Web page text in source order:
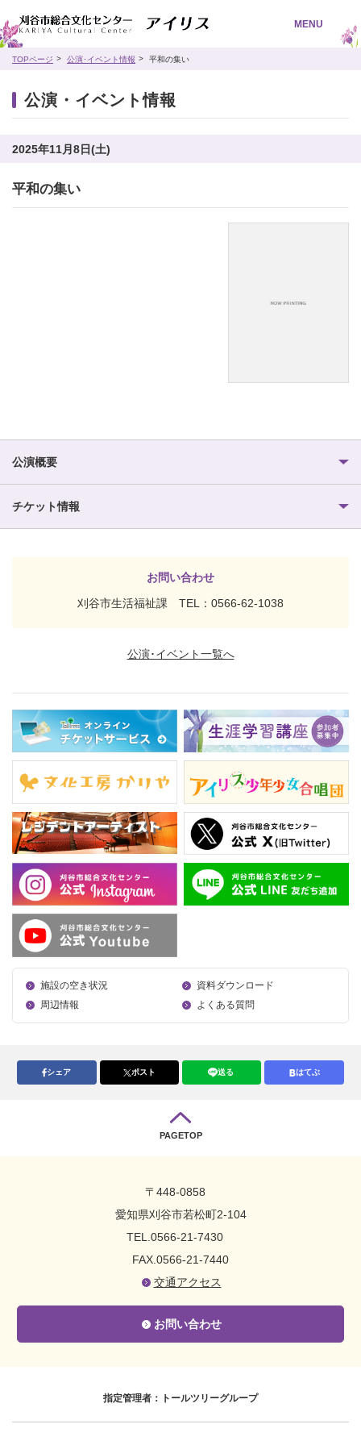
MENU
TOPページ 公演･イベント情報 平和の集い
公演・イベント情報
2025年11月8日(土)
平和の集い
公演概要
チケット情報
お問い合わせ
刈谷市生活福祉課 TEL：0566-62-1038
公演･イベント一覧へ
施設の空き状況
資料ダウンロード
周辺情報
よくある質問
シェア ポスト 送る はてぶ
PAGETOP
〒448-0858
愛知県刈谷市若松町2-104
TEL.0566-21-7430
FAX.0566-21-7440
交通アクセス
お問い合わせ
指定管理者：トールツリーグループ